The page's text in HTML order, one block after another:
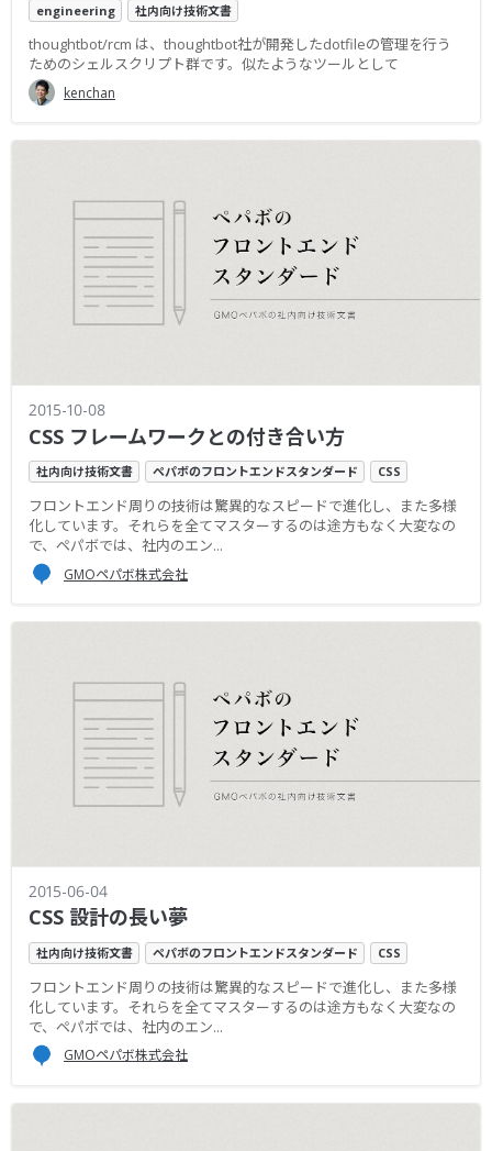
engineering 社内向け技術文書
thoughtbot/rcm は、thoughtbot社が開発したdotfileの管理を行う
ためのシェルスクリプト群です。似たようなツールとして
kenchan
2015-10-08
CSS フレームワークとの付き合い方
社内向け技術文書 ペパボのフロントエンドスタンダード CSS
フロントエンド周りの技術は驚異的なスピードで進化し、また多様
化しています。それらを全てマスターするのは途方もなく大変なの
で、ペパボでは、社内のエン...
GMOペパボ株式会社
2015-06-04
CSS 設計の長い夢
社内向け技術文書 ペパボのフロントエンドスタンダード CSS
フロントエンド周りの技術は驚異的なスピードで進化し、また多様
化しています。それらを全てマスターするのは途方もなく大変なの
で、ペパボでは、社内のエン...
GMOペパボ株式会社